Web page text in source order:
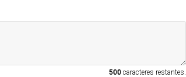
500caracteres restantes.